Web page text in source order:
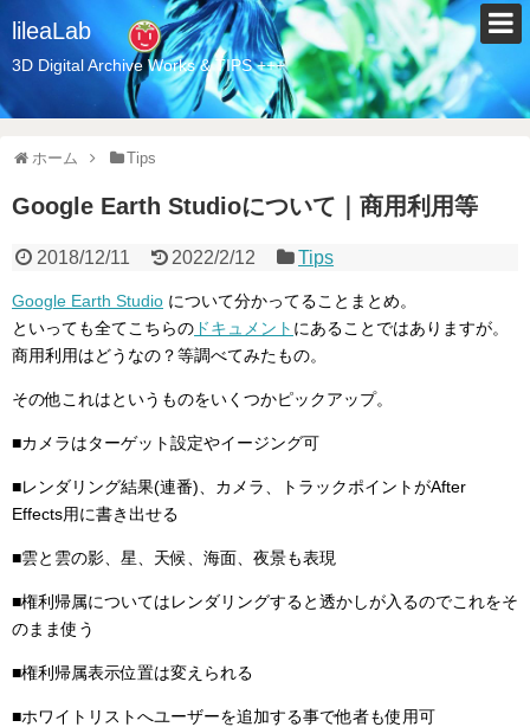
lileaLab
3D Digital Archive Works & TIPS +++
ホーム Tips
Google Earth Studioについて｜商用利用等
2018/12/11 2022/2/12 Tips
Google Earth Studio について分かってることまとめ。
といっても全てこちらの ドキュメント にあることではありますが。
商用利用はどうなの？等調べてみたもの。
その他これはというものをいくつかピックアップ。
■カメラはターゲット設定やイージング可
■レンダリング結果(連番)、カメラ、トラックポイントがAfter
Effects用に書き出せる
■雲と雲の影、星、天候、海面、夜景も表現
■権利帰属についてはレンダリングすると透かしが入るのでこれをそ
のまま使う
■権利帰属表示位置は変えられる
■ホワイトリストへユーザーを追加する事で他者も使用可